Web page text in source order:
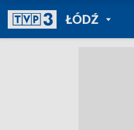
ŁÓDŹPOWRÓT
TVP